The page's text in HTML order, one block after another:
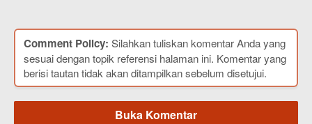
Comment Policy: Silahkan tuliskan komentar Anda yang
sesuai dengan topik referensi halaman ini. Komentar yang
berisi tautan tidak akan ditampilkan sebelum disetujui.
Buka Komentar